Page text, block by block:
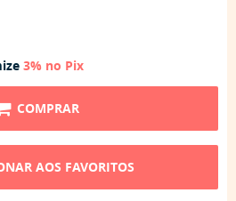
3% no Pix
COMPRAR
AOS FAVORITOS